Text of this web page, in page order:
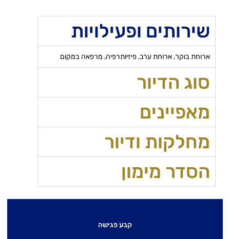
שירותים ופעילויות
ארוחת בוקר, ארוחת ערב, פיזיותרפיה, מרפאה במקום
סוג הדיור
מאפיינים
מחלקות ודיור
הסדר מימון
קבע פגישה